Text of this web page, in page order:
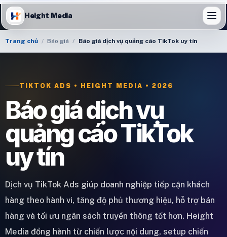
Height Media
Trang chủ Báo giá Báo giá dịch vụ quảng cáo TikTok uy tín
TIKTOK ADS • HEIGHT MEDIA • 2026
Báo giá dịch vụ
quảng cáo TikTok
uy tín
Dịch vụ TikTok Ads giúp doanh nghiệp tiếp cận khách
hàng theo hành vi, tăng độ phủ thương hiệu, hỗ trợ bán
hàng và tối ưu ngân sách truyền thông tốt hơn. Height
Media đồng hành từ chiến lược nội dung, setup chiến